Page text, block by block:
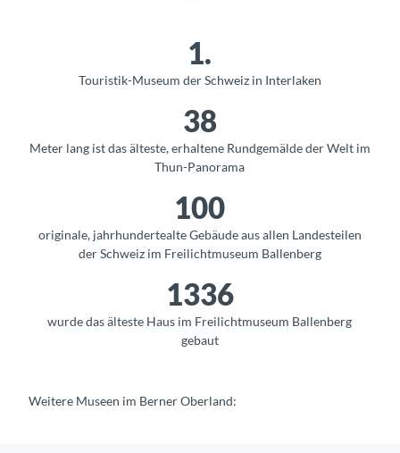
1.
Touristik-Museum der Schweiz in Interlaken
38
Meter lang ist das älteste, erhaltene Rundgemälde der Welt im
Thun-Panorama
100
originale, jahrhundertealte Gebäude aus allen Landesteilen
der Schweiz im Freilichtmuseum Ballenberg
1336
wurde das älteste Haus im Freilichtmuseum Ballenberg
gebaut
Weitere Museen im Berner Oberland: